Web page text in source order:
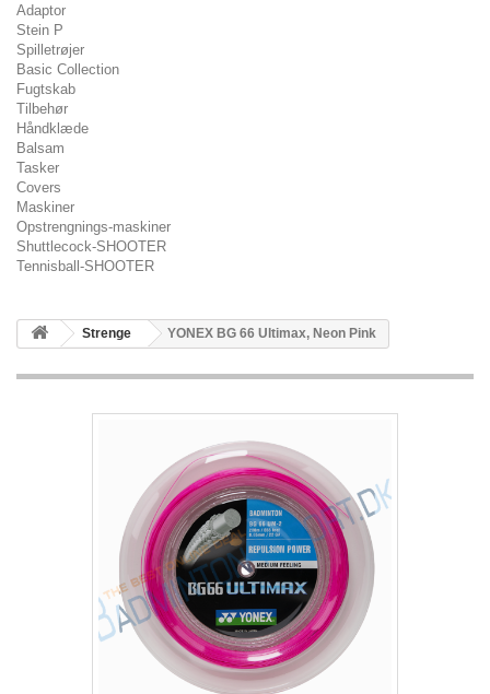
Adaptor
Stein P
Spilletrøjer
Basic Collection
Fugtskab
Tilbehør
Håndklæde
Balsam
Tasker
Covers
Maskiner
Opstrengnings-maskiner
Shuttlecock-SHOOTER
Tennisball-SHOOTER
Strenge YONEX BG 66 Ultimax, Neon Pink